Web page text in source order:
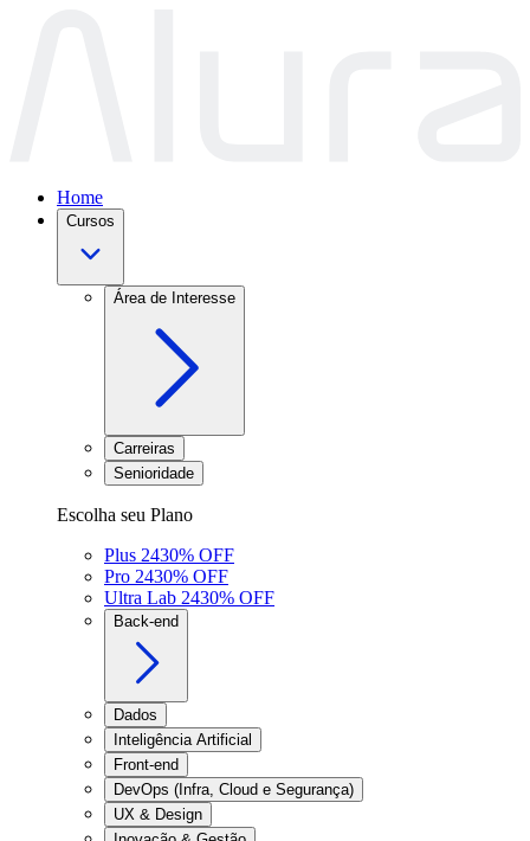
Home
Cursos
Área de Interesse
Carreiras
Senioridade
Escolha seu Plano
Plus 2430% OFF
Pro 2430% OFF
Ultra Lab 2430% OFF
Back-end
Dados
Inteligência Artificial
Front-end
DevOps (Infra, Cloud e Segurança)
UX & Design